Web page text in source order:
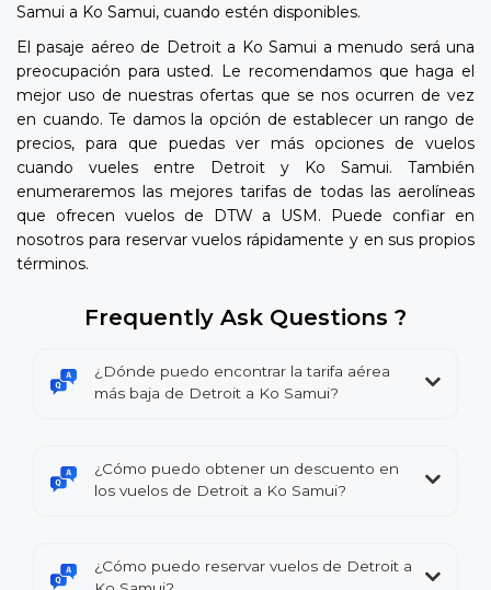
Samui a Ko Samui, cuando estén disponibles.
El pasaje aéreo de Detroit a Ko Samui a menudo será una
preocupación para usted. Le recomendamos que haga el
mejor uso de nuestras ofertas que se nos ocurren de vez
en cuando. Te damos la opción de establecer un rango de
precios, para que puedas ver más opciones de vuelos
cuando vueles entre Detroit y Ko Samui. También
enumeraremos las mejores tarifas de todas las aerolíneas
que ofrecen vuelos de DTW a USM. Puede confiar en
nosotros para reservar vuelos rápidamente y en sus propios
términos.
Frequently Ask Questions ?
¿Dónde puedo encontrar la tarifa aérea
más baja de Detroit a Ko Samui?
¿Cómo puedo obtener un descuento en
los vuelos de Detroit a Ko Samui?
¿Cómo puedo reservar vuelos de Detroit a